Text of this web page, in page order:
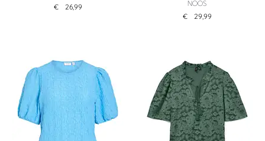
€ 26,99
NOOS
€ 29,99